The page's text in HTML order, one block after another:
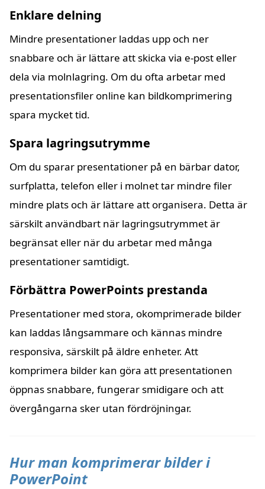
Enklare delning
Mindre presentationer laddas upp och ner
snabbare och är lättare att skicka via e-post eller
dela via molnlagring. Om du ofta arbetar med
presentationsfiler online kan bildkomprimering
spara mycket tid.
Spara lagringsutrymme
Om du sparar presentationer på en bärbar dator,
surfplatta, telefon eller i molnet tar mindre filer
mindre plats och är lättare att organisera. Detta är
särskilt användbart när lagringsutrymmet är
begränsat eller när du arbetar med många
presentationer samtidigt.
Förbättra PowerPoints prestanda
Presentationer med stora, okomprimerade bilder
kan laddas långsammare och kännas mindre
responsiva, särskilt på äldre enheter. Att
komprimera bilder kan göra att presentationen
öppnas snabbare, fungerar smidigare och att
övergångarna sker utan fördröjningar.
Hur man komprimerar bilder i
PowerPoint